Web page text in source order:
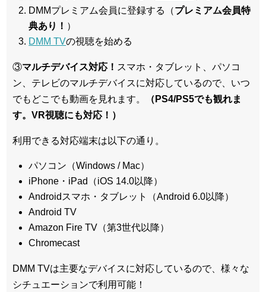
DMMプレミアム会員に登録する（プレミアム会員特
典あり！ ）
DMM TVの視聴を始める
③マルチデバイス対応！ スマホ・タブレット、パソコ
ン、テレビのマルチデバイスに対応しているので、いつ
でもどこでも動画を見れます。
（PS4/PS5でも観れま
す。VR視聴にも対応！）
利用できる対応端末は以下の通り。
パソコン（Windows / Mac）
iPhone・iPad（iOS 14.0以降）
Androidスマホ・タブレット（Android 6.0以降）
Android TV
Amazon Fire TV（第3世代以降）
Chromecast
DMM TVは主要なデバイスに対応しているので、 様々な
シチュエーションで利用可能！